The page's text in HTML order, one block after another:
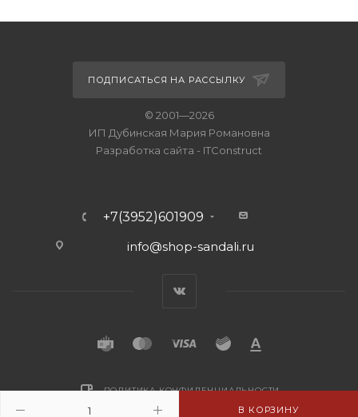
В КОРЗИНУ
ПОДПИСАТЬСЯ НА РАССЫЛКУ
© 2001—2026
ИП Дубинская Мария Романовна
Разработка сайта - ITConstruct
+7(3952)601909
info@shop-sandali.ru
ПОЛИТИКА КОНФИДЕНЦИАЛЬНОСТИ